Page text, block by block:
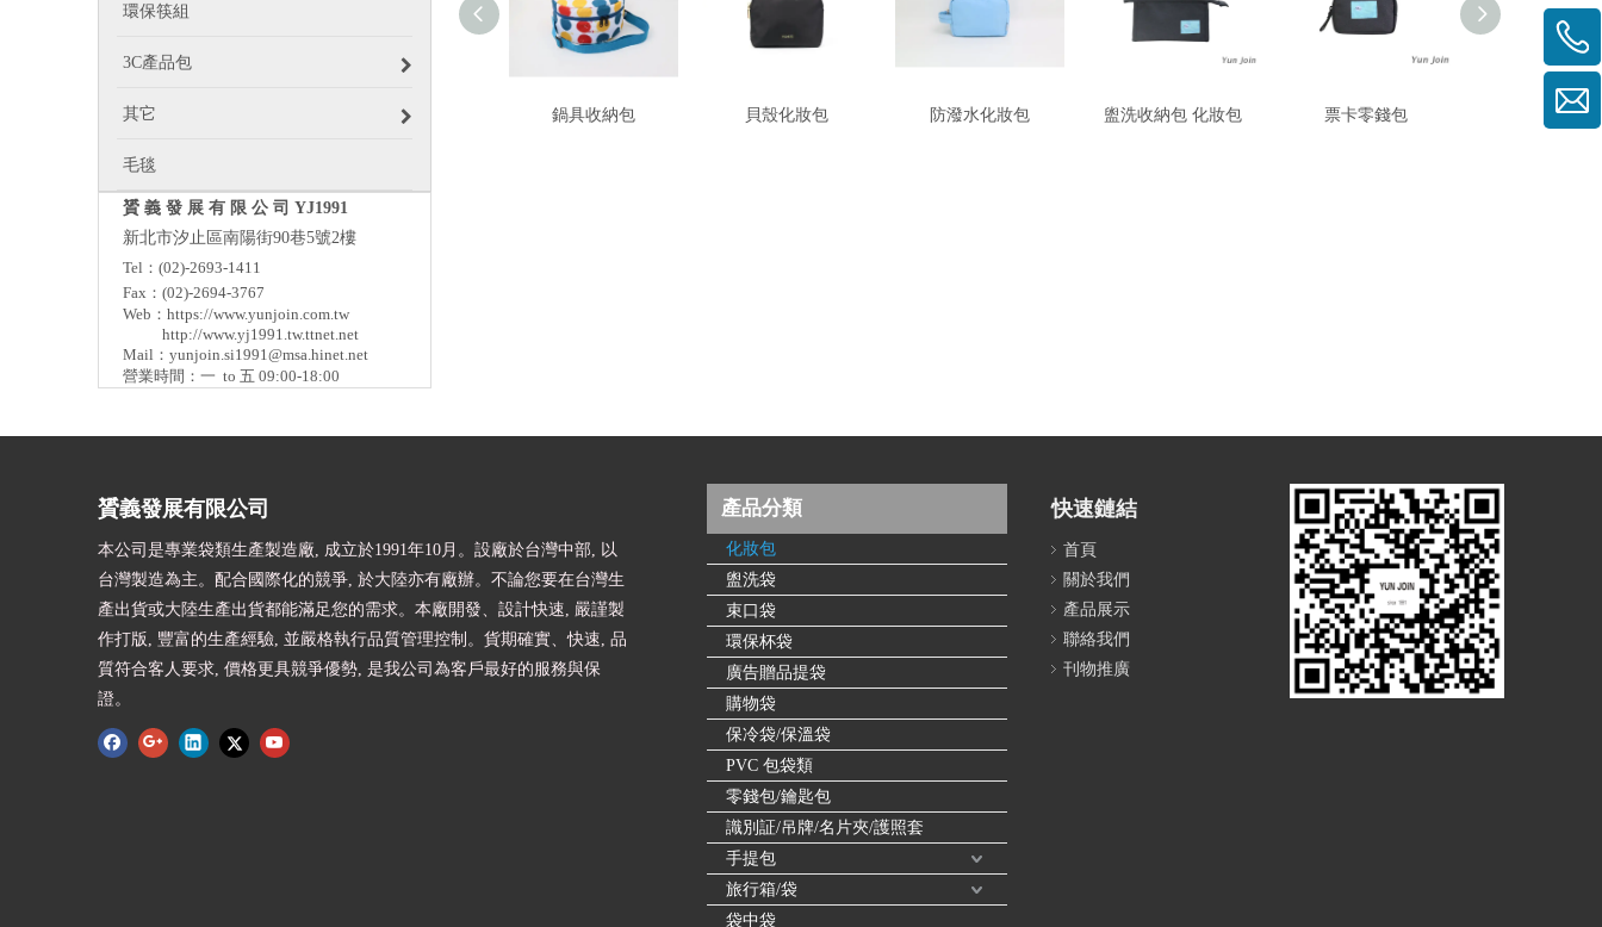
環保筷組
3C產品包
其它
毛毯
贇 義 發 展 有 限 公 司 YJ1991
新北市汐止區南陽街90巷5號2樓
Tel：(02)-2693-1411
Fax：(02)-2694-3767
Web： https://www.yunjoin.com.tw
http://www.yj1991.tw.ttnet.net
Mail： yunjoin.si1991@msa.hinet.net
營業時間：一 to 五 09:00-18:00
鍋具收納包 貝殼化妝包 防潑水化妝包 盥洗收納包 化妝包 票卡零錢包 貝殼化妝包
贇義發展有限公司
本公司是專業袋類生產製造廠, 成立於1991年10月。設廠於台灣中部, 以
台灣製造為主。配合國際化的競爭, 於大陸亦有廠辦。不論您要在台灣生
產出貨或大陸生產出貨都能滿足您的需求。本廠開發、設計快速, 嚴謹製
作打版, 豐富的生產經驗, 並嚴格執行品質管理控制。貨期確實、快速, 品
質符合客人要求, 價格更具競爭優勢, 是我公司為客戶最好的服務與保
證。
產品分類
化妝包
盥洗袋
束口袋
環保杯袋
廣告贈品提袋
購物袋
保冷袋/保溫袋
PVC 包袋類
零錢包/鑰匙包
識別証/吊牌/名片夾/護照套
手提包
旅行箱/袋
袋中袋
快速鏈結
首頁
關於我們
產品展示
聯絡我們
刊物推廣